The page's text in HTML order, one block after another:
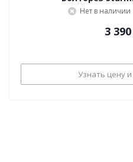
Нет в наличии
3 390
Узнать цену